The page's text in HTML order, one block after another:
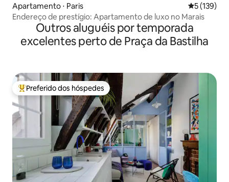
Apartamento ⋅ Paris 5 de uma
5 (139)
Endereço de prestígio: Apartamento de luxo no Marais
Outros aluguéis por temporada
excelentes perto de Praça da Bastilha
Entre os melhores preferidos dos hóspedes
Preferido dos hóspedes